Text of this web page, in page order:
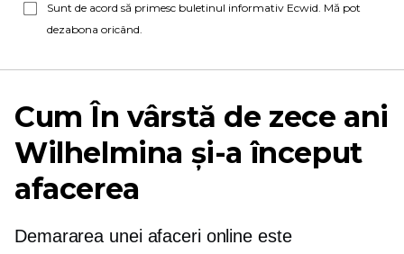
Sunt de acord să primesc buletinul informativ Ecwid. Mă pot
dezabona oricând.
CumÎn vârstă de zece ani
Wilhelmina și-a început
afacerea
Demararea unei afaceri online este